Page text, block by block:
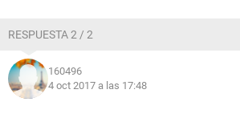
RESPUESTA 2 / 2
160496
4 oct 2017 a las 17:48